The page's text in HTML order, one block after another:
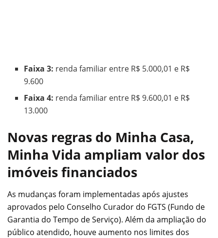
Faixa 3: renda familiar entre R$ 5.000,01 e R$
9.600
Faixa 4: renda familiar entre R$ 9.600,01 e R$
13.000
Novas regras do Minha Casa,
Minha Vida ampliam valor dos
imóveis financiados
As mudanças foram implementadas após ajustes
aprovados pelo Conselho Curador do FGTS (Fundo de
Garantia do Tempo de Serviço). Além da ampliação do
público atendido, houve aumento nos limites dos